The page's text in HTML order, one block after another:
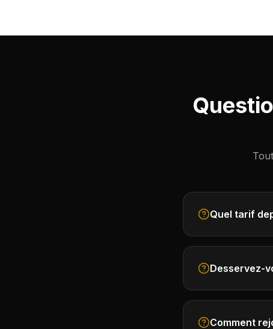
Quel tarif
Desservez-
Comment